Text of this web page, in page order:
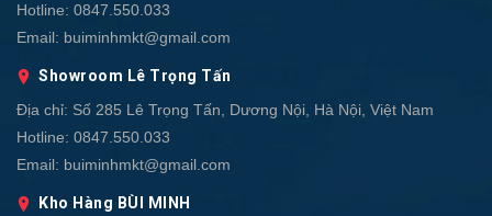
Hotline: 0847.550.033
Email: buiminhmkt@gmail.com
Showroom Lê Trọng Tấn
Địa chỉ: Số 285 Lê Trọng Tấn, Dương Nội, Hà Nội, Việt Nam
Hotline: 0847.550.033
Email: buiminhmkt@gmail.com
Kho Hàng BÙI MINH